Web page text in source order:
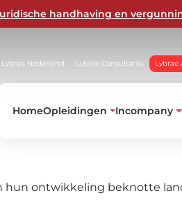
handhaving en
Lybrae Nederland Lybrae Consultants Lybrae
HomeOpleidingen Incompany
en
ontwikkeling beknotte